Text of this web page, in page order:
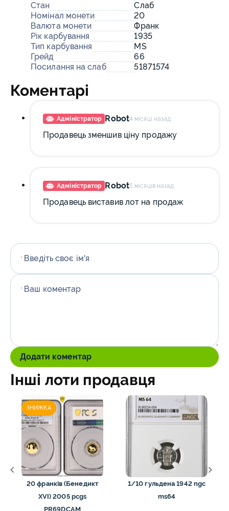
Стан
Слаб
Номінал монети
20
Валюта монети
Франк
Рік карбування
1935
Тип карбування
MS
Грейд
66
Посилання на слаб
51871574
Коментарі
Адміністратор Robot4 місяці назад
Продавець зменшив ціну продажу
Адміністратор Robot5 місяців назад
Продавець виставив лот на продаж
* Введіть своє ім'я
* Ваш коментар
Додати коментар
Інші лоти продавця
ЗНИЖКА
20 франків (Бенедикт
XVI) 2005 pcgs
PR69DCAM
1/10 гульдена 1942 ngc
ms64